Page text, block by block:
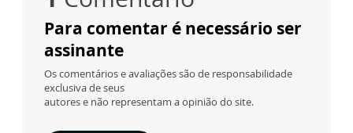
Para comentar é necessário ser
assinante
Os comentários e avaliações são de responsabilidade
exclusiva de seus
autores e não representam a opinião do site.